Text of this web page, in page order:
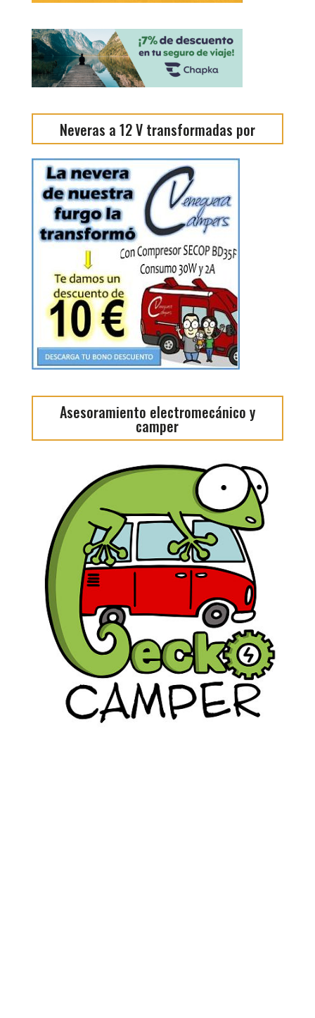
Neveras a 12 V transformadas por
Asesoramiento electromecánico y
camper